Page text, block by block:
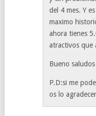
del 4 mes. Y
maximo
ahora tienes
atractivos que
Bueno
P.D:si me
os lo